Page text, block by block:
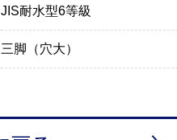
JIS耐水型6等級
三脚（穴大）